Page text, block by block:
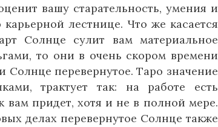
вашу старательность, умения и
лестнице. Что же касается
Солнце сулит вам материальное
то они в очень скором времени
Солнце перевернутое. Таро значение
трактует так: на работе есть
вам придет, хотя и не в полной мере.
делах перевернутое Солнце также